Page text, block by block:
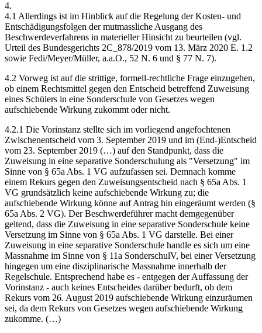
4.
4.1 Allerdings ist im Hinblick auf die Regelung der Kosten- und
Entschädigungsfolgen der mutmassliche Ausgang des
Beschwerdeverfahrens in materieller Hinsicht zu beurteilen (vgl.
Urteil des Bundesgerichts 2C_878/2019 vom 13. März 2020 E. 1.2
sowie Fedi/Meyer/Müller, a.a.O., 52 N. 6 und § 77 N. 7).
4.2 Vorweg ist auf die strittige, formell-rechtliche Frage einzugehen,
ob einem Rechtsmittel gegen den Entscheid betreffend Zuweisung
eines Schülers in eine Sonderschule von Gesetzes wegen
aufschiebende Wirkung zukommt oder nicht.
4.2.1 Die Vorinstanz stellte sich im vorliegend angefochtenen
Zwischenentscheid vom 3. September 2019 und im (End-)Entscheid
vom 23. September 2019 (…) auf den Standpunkt, dass die
Zuweisung in eine separative Sonderschulung als "Versetzung" im
Sinne von § 65a Abs. 1 VG aufzufassen sei. Demnach komme
einem Rekurs gegen den Zuweisungsentscheid nach § 65a Abs. 1
VG grundsätzlich keine aufschiebende Wirkung zu; die
aufschiebende Wirkung könne auf Antrag hin eingeräumt werden (§
65a Abs. 2 VG). Der Beschwerdeführer macht demgegenüber
geltend, dass die Zuweisung in eine separative Sonderschule keine
Versetzung im Sinne von § 65a Abs. 1 VG darstelle. Bei einer
Zuweisung in eine separative Sonderschule handle es sich um eine
Massnahme im Sinne von § 11a SonderschulV, bei einer Versetzung
hingegen um eine disziplinarische Massnahme innerhalb der
Regelschule. Entsprechend habe es - entgegen der Auffassung der
Vorinstanz - auch keines Entscheides darüber bedurft, ob dem
Rekurs vom 26. August 2019 aufschiebende Wirkung einzuräumen
sei, da dem Rekurs von Gesetzes wegen aufschiebende Wirkung
zukomme. (…)